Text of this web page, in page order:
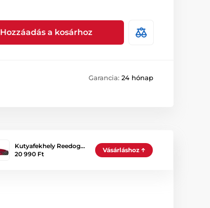
Hozzáadás a kosárhoz
Garancia: 24 hónap
Kutyafekhely Reedog…
20 990 Ft
Vásárláshoz